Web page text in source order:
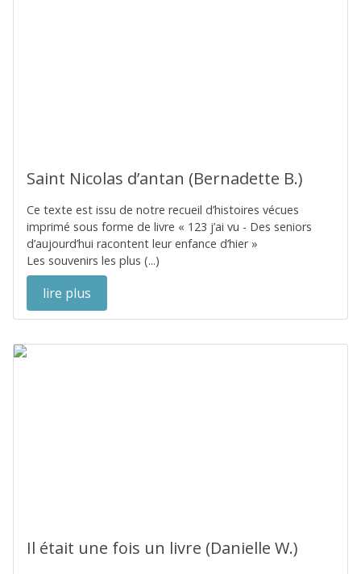
Saint Nicolas d’antan (Bernadette B.)
Ce texte est issu de notre recueil d’histoires vécues
imprimé sous forme de livre « 123 j’ai vu - Des seniors
d’aujourd’hui racontent leur enfance d’hier »
Les souvenirs les plus (...)
lire plus
Il était une fois un livre (Danielle W.)